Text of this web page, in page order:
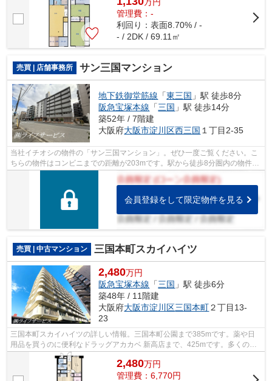
管理費：-
利回り：表面8.70% / -
- / 2DK / 69.11㎡
売買 | 店舗事務所 サン三国マンション
地下鉄御堂筋線 「東三国 」駅 徒歩8分
阪急宝塚本線 「三国 」駅 徒歩14分
築52年 / 7階建
大阪府大阪市淀川区西三国 １丁目2-35
当社イチオシの物件の「サン三国マンション」。ぜひ一度ご覧ください。こ
ちらの物件はコンビニまでの距離が203mです。駅から徒歩8分圏内の物件で
す。
会員登録をして限定物件を見る
売買 | 中古マンション 三国本町スカイハイツ
2,480万円
阪急宝塚本線 「三国 」駅 徒歩6分
築48年 / 11階建
大阪府大阪市淀川区三国本町２丁目13-
23
三国本町スカイハイツの詳しい情報。三国本町公園まで385mです。薬や日
用品を買うのに便利なドラッグアカカベ 新高店まで、425mです。多くの方
に好評な、清潔感のある室内が魅力の中古...
2,480万円
管理費：6,770円